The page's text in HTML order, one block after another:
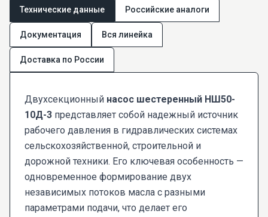
Технические данные Российские аналоги
Документация Вся линейка
Доставка по России
Двухсекционный насос шестеренный НШ50-
10Д-3 представляет собой надежный источник
рабочего давления в гидравлических системах
сельскохозяйственной, строительной и
дорожной техники. Его ключевая особенность —
одновременное формирование двух
независимых потоков масла с разными
параметрами подачи, что делает его